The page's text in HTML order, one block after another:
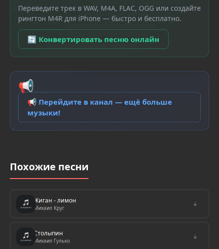
Переведите трек в WAV, M4A, FLAC, OGG или создайте
рингтон M4R для iPhone — быстро и бесплатно.
🔄 Конвертировать песню онлайн
📢
📢 Перейдите в канал — ещё больше
музыки!
Похожие песни
Жиган - лимон
Михаил Круг
↓
Столыпин
Михаил Гулько
↓